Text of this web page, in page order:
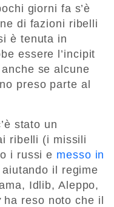
giorni fa s’è
di fazioni ribelli
è tenuta in
essere l’incipit
se alcune
preso parte al
stato un
ribelli (i missili
i russi e messo in
il regime
Idlib, Aleppo,
ha reso noto che il